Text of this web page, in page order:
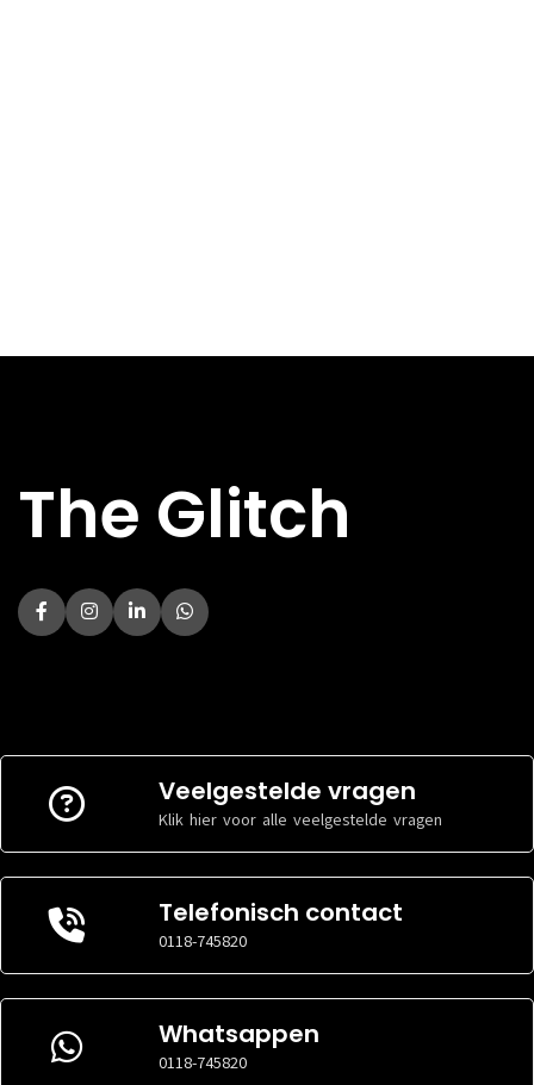
The Glitch
Veelgestelde vragen
Klik hier voor alle veelgestelde vragen
Telefonisch contact
0118-745820
Whatsappen
0118-745820